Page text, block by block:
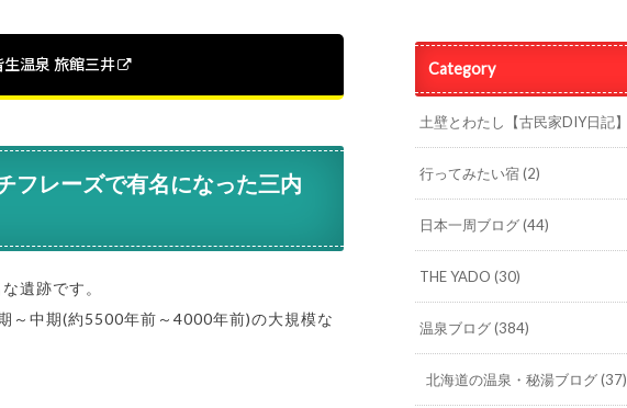
温泉 旅館三井
フレーズで有名になった三内
遺跡です。
～中期(約5500年前～4000年前)の大規模な
Category
土壁とわたし【古民家DIY日記】
行ってみたい宿(2)
日本一周ブログ(44)
THE YADO (30)
温泉ブログ(384)
北海道の温泉・秘湯ブログ(37)